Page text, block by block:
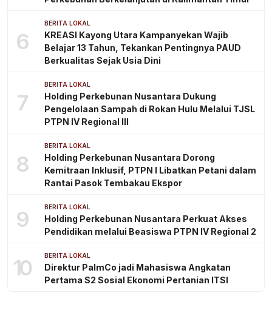
6
BERITA LOKAL
KREASI Kayong Utara Kampanyekan Wajib
Belajar 13 Tahun, Tekankan Pentingnya PAUD
Berkualitas Sejak Usia Dini
7
BERITA LOKAL
Holding Perkebunan Nusantara Dukung
Pengelolaan Sampah di Rokan Hulu Melalui TJSL
PTPN IV Regional III
8
BERITA LOKAL
Holding Perkebunan Nusantara Dorong
Kemitraan Inklusif, PTPN I Libatkan Petani dalam
Rantai Pasok Tembakau Ekspor
9 BERITA LOKAL
Holding Perkebunan Nusantara Perkuat Akses
Pendidikan melalui Beasiswa PTPN IV Regional 2
10 BERITA LOKAL
Direktur PalmCo jadi Mahasiswa Angkatan
Pertama S2 Sosial Ekonomi Pertanian ITSI